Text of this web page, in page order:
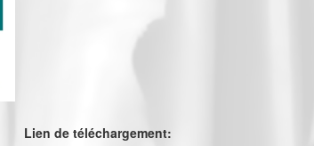
Lien de téléchargement: